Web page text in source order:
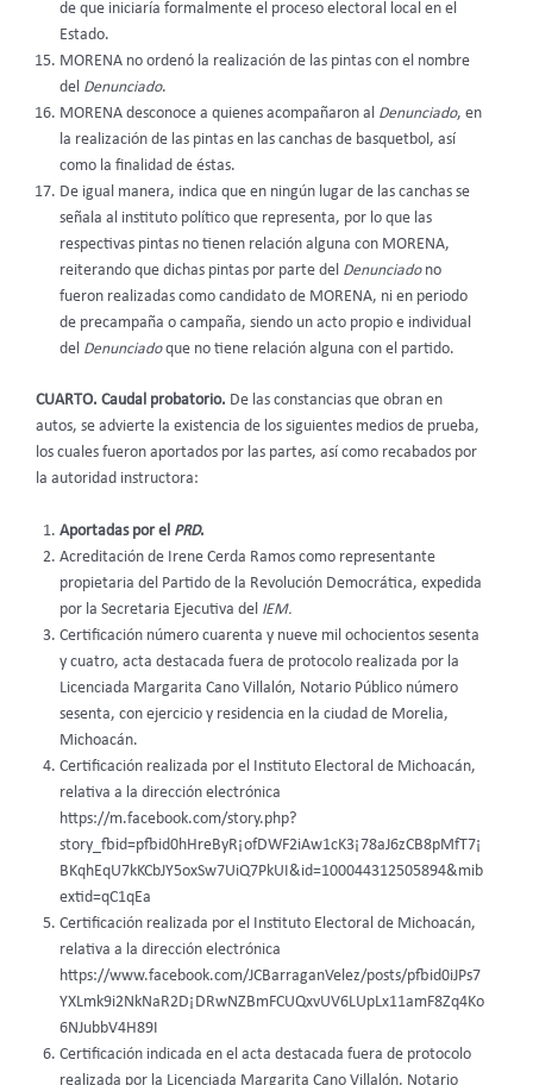
de que iniciaría formalmente el proceso electoral local en el
Estado.
MORENA no ordenó la realización de las pintas con el nombre
del Denunciado.
MORENA desconoce a quienes acompañaron al Denunciado, en
la realización de las pintas en las canchas de basquetbol, así
como la finalidad de éstas.
De igual manera, indica que en ningún lugar de las canchas se
señala al instituto político que representa, por lo que las
respectivas pintas no tienen relación alguna con MORENA,
reiterando que dichas pintas por parte del Denunciadono
fueron realizadas como candidato de MORENA, ni en periodo
de precampaña o campaña, siendo un acto propio e individual
del Denunciadoque no tiene relación alguna con el partido.
CUARTO. Caudal probatorio. De las constancias que obran en
autos, se advierte la existencia de los siguientes medios de prueba,
los cuales fueron aportados por las partes, así como recabados por
la autoridad instructora:
Aportadas por el PRD.
Acreditación de Irene Cerda Ramos como representante
propietaria del Partido de la Revolución Democrática, expedida
por la Secretaria Ejecutiva del IEM.
Certificación número cuarenta y nueve mil ochocientos sesenta
y cuatro, acta destacada fuera de protocolo realizada por la
Licenciada Margarita Cano Villalón, Notario Público número
sesenta, con ejercicio y residencia en la ciudad de Morelia,
Michoacán.
Certificación realizada por el Instituto Electoral de Michoacán,
relativa a la dirección electrónica
https://m.facebook.com/story.php?
story_fbid=pfbid0hHreByR¡ofDWF2iAw1cK3¡78aJ6zCB8pMfT7¡
BKqhEqU7kKCbJY5oxSw7UiQ7PkUI&id=100044312505894&mib
extid=qC1qEa
Certificación realizada por el Instituto Electoral de Michoacán,
relativa a la dirección electrónica
https://www.facebook.com/JCBarraganVelez/posts/pfbid0iJPs7
YXLmk9i2NkNaR2D¡DRwNZBmFCUQxvUV6LUpLx11amF8Zq4Ko
6NJubbV4H89I
Certificación indicada en el acta destacada fuera de protocolo
realizada por la Licenciada Margarita Cano Villalón, Notario